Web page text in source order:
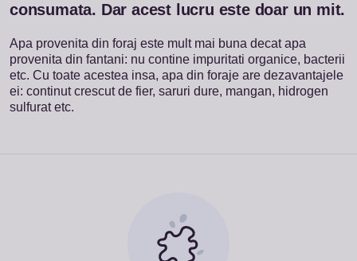
consumata. Dar acest lucru este doar un mit.
Apa provenita din foraj este mult mai buna decat apa
provenita din fantani: nu contine impuritati organice, bacterii
etc. Cu toate acestea insa, apa din foraje are dezavantajele
ei: continut crescut de fier, saruri dure, mangan, hidrogen
sulfurat etc.